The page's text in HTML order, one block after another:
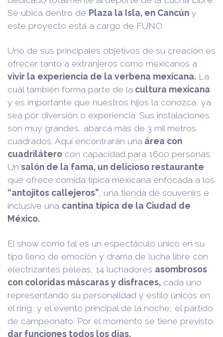
Se ubica dentro de Plaza la Isla, en Cancún y
este proyecto está a cargo de FUNO.
Uno de sus principales objetivos de su creación es
ofrecer tanto a extranjeros como mexicanos a
vivir la experiencia de la verbena mexicana. La
cuál también forma parte de la cultura mexicana
y es importante que nuestros hijos la conozca, ya
sea por diversión o experiencia. Sus instalaciones
son muy grandes, abarca más de 3 mil metros
cuadrados. Aquí encontrarán una área con
cuadrilátero con capacidad para 1600 personas.
Un salón de la fama, un delicioso restaurante
que ofrece comida típica mexicana enfocada a los
“antojitos callejeros” , una tienda de souvenirs e
inclusive una cantina típica de la Ciudad de
México.
El show como tal es un espectáculo único en su
tipo lleno de emoción y drama de lucha libre con
electrizantes peleas, 14 luchadores asombrosos
con coloridas máscaras y disfraces, cada uno
representando su personalidad y estilo únicos en
el ring, y el evento principal de la noche, el partido
de campeonato. Por el momento se tiene previsto
dar funciones todos los días.